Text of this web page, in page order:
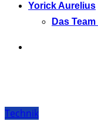
Yorick Aurelius
Das
Technik